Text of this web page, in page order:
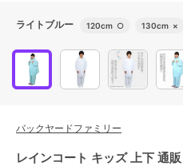
ライトブルー 120cm ○ 130cm ×
バックヤードファミリー
レインコート キッズ 上下 通